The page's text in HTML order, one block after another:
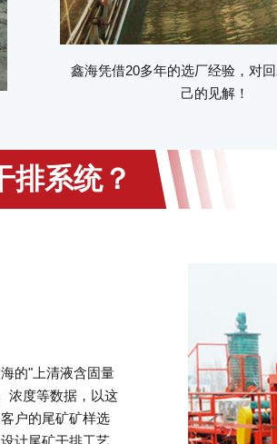
鑫海凭借20多年的选厂经验，对
己的见解！
排系统？
的"上清液含固量
浓度等数据，以这
户的尾矿矿样选
计尾矿干排工艺